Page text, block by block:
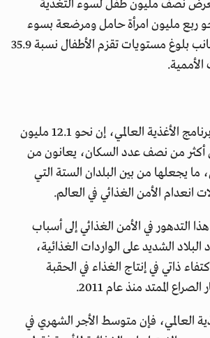
عام 2023، تعرض نصف مليون طفل لسوء التغذية
ربع مليون امرأة حامل ومرضعة بسوء
التغذية الحاد، إلى جانب بلوغ مستويات تقزم الأطفال نسبة 35.9
الأممية.
وفي عام 2023، قال برنامج الأغذية العالمي، إن نحو 12.1 مليون
من نصف عدد السكان، يعانون من
ما يجعلها من بين البلدان الستة التي
انعدام الأمن الغذائي في العالم.
هذا التدهور في الأمن الغذائي إلى أسباب
الشديد على الواردات الغذائية،
ذاتي في إنتاج الغذاء في الحقبة
الممتد منذ عام 2011.
العالمي، فإن متوسط الأجر الشهري في